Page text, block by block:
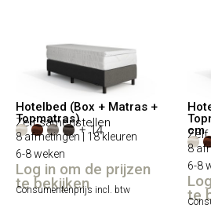
Hotelbed (Box + Matras +
Topmatras)
Zelf samenstellen
+ 14
8 afmetingen | 18 kleuren
6-8 weken
Log in om de prijzen
te bekijken
Consumentenprijs incl. btw
cm
Zelf
8
6-8
te